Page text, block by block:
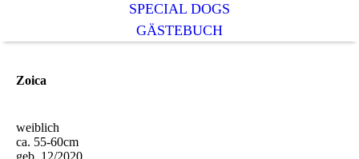
SPECIAL DOGS
GÄSTEBUCH
Zoica
weiblich
ca. 55-60cm